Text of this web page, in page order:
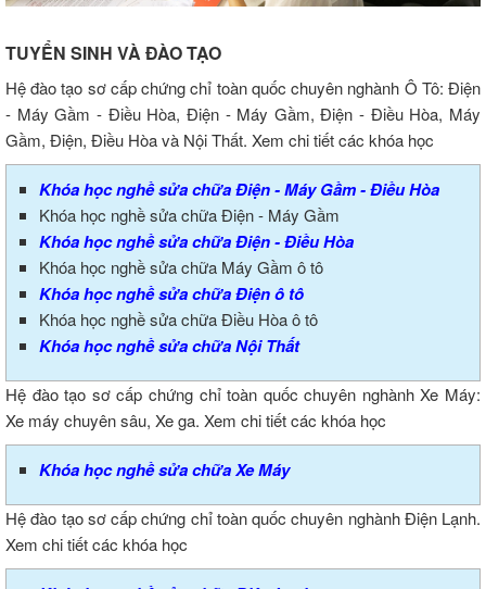
TUYỂN SINH VÀ ĐÀO TẠO
Hệ đào tạo sơ cấp chứng chỉ toàn quốc chuyên nghành Ô Tô: Điện
- Máy Gầm - Điều Hòa, Điện - Máy Gầm, Điện - Điều Hòa, Máy
Gầm, Điện, Điều Hòa và Nội Thất. Xem chi tiết các khóa học
Khóa học nghề sửa chữa Điện - Máy Gầm - Điều Hòa
Khóa học nghề sửa chữa Điện - Máy Gầm
Khóa học nghề sửa chữa Điện - Điều Hòa
Khóa học nghề sửa chữa Máy Gầm ô tô
Khóa học nghề sửa chữa Điện ô tô
Khóa học nghề sửa chữa Điều Hòa ô tô
Khóa học nghề sửa chữa Nội Thất
Hệ đào tạo sơ cấp chứng chỉ toàn quốc chuyên nghành Xe Máy:
Xe máy chuyên sâu, Xe ga. Xem chi tiết các khóa học
Khóa học nghề sửa chữa Xe Máy
Hệ đào tạo sơ cấp chứng chỉ toàn quốc chuyên nghành Điện Lạnh.
Xem chi tiết các khóa học